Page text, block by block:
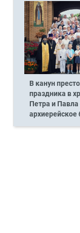
В канун
праздника в
Петра и Павла
архиерейское